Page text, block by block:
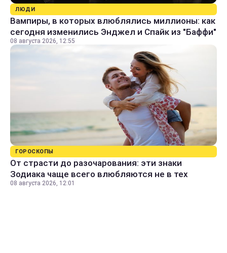
ЛЮДИ
Вампиры, в которых влюблялись миллионы: как
сегодня изменились Энджел и Спайк из "Баффи"
08 августа 2026, 12:55
ГОРОСКОПЫ
От страсти до разочарования: эти знаки
Зодиака чаще всего влюбляются не в тех
08 августа 2026, 12:01